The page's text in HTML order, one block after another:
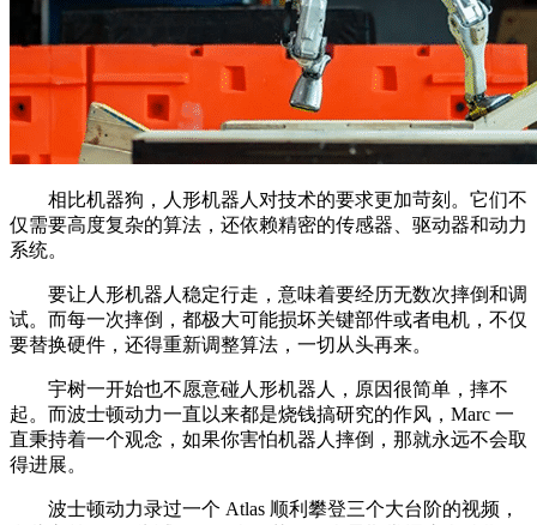
相比机器狗，人形机器人对技术的要求更加苛刻。它们不
仅需要高度复杂的算法，还依赖精密的传感器、驱动器和动力
系统。
要让人形机器人稳定行走，意味着要经历无数次摔倒和调
试。而每一次摔倒，都极大可能损坏关键部件或者电机，不仅
要替换硬件，还得重新调整算法，一切从头再来。
宇树一开始也不愿意碰人形机器人，原因很简单，摔不
起。而波士顿动力一直以来都是烧钱搞研究的作风，Marc 一
直秉持着一个观念，如果你害怕机器人摔倒，那就永远不会取
得进展。
波士顿动力录过一个 Atlas 顺利攀登三个大台阶的视频，